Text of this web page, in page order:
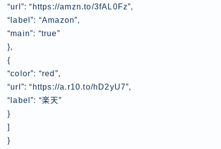
“url”: “https://amzn.to/3fAL0Fz”,
“label”: “Amazon”,
“main”: “true”
},
{
“color”: “red”,
“url”: “https://a.r10.to/hD2yU7”,
“label”: “楽天”
}
]
}